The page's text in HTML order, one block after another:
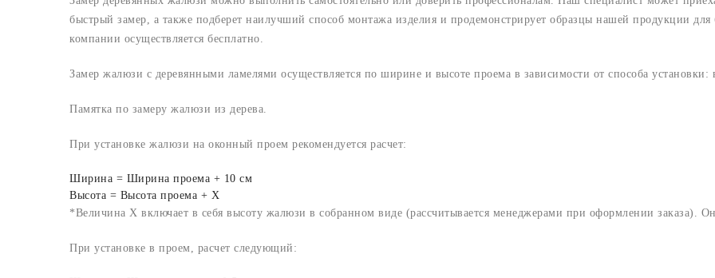
быстрый замер, а также подберет наилучший способ монтажа изделия и продемонстрирует образцы нашей продукции
компании осуществляется бесплатно.
Замер жалюзи с деревянными ламелями осуществляется по ширине и высоте проема в зависимости от способа
Памятка по замеру жалюзи из дерева.
При установке жалюзи на оконный проем рекомендуется расчет:
Ширина = Ширина проема + 10 см
Высота = Высота проема + X
*Величина X включает в себя высоту жалюзи в собранном виде (рассчитывается менеджерами при оформлении заказа).
При установке в проем, расчет следующий: